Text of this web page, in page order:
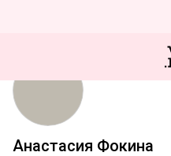
Анастасия Фокина